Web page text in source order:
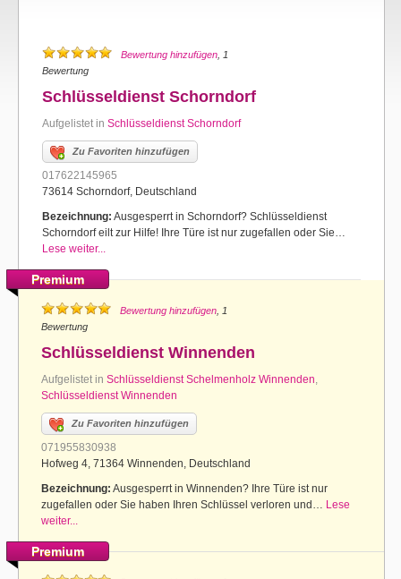
Bewertung hinzufügen , 1
Bewertung
Schlüsseldienst Schorndorf
Aufgelistet in Schlüsseldienst Schorndorf
Zu Favoriten hinzufügen
017622145965
73614 Schorndorf, Deutschland
Bezeichnung: Ausgesperrt in Schorndorf? Schlüsseldienst
Schorndorf eilt zur Hilfe! Ihre Türe ist nur zugefallen oder Sie…
Lese weiter...
Premium
Bewertung hinzufügen , 1
Bewertung
Schlüsseldienst Winnenden
Aufgelistet in Schlüsseldienst Schelmenholz Winnenden,
Schlüsseldienst Winnenden
Zu Favoriten hinzufügen
071955830938
Hofweg 4, 71364 Winnenden, Deutschland
Bezeichnung: Ausgesperrt in Winnenden? Ihre Türe ist nur
zugefallen oder Sie haben Ihren Schlüssel verloren und… Lese
weiter...
Premium